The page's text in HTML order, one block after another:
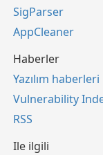
SigParser
AppCleaner
Haberler
Yazılım haberleri
Vulnerability
RSS
Ile ilgili